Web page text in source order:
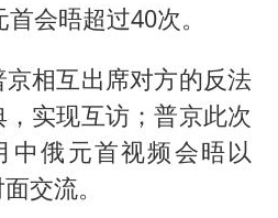
会晤超过40次。
相互出席对方的反法
实现互访；普京此次
中俄元首视频会晤以
交流。